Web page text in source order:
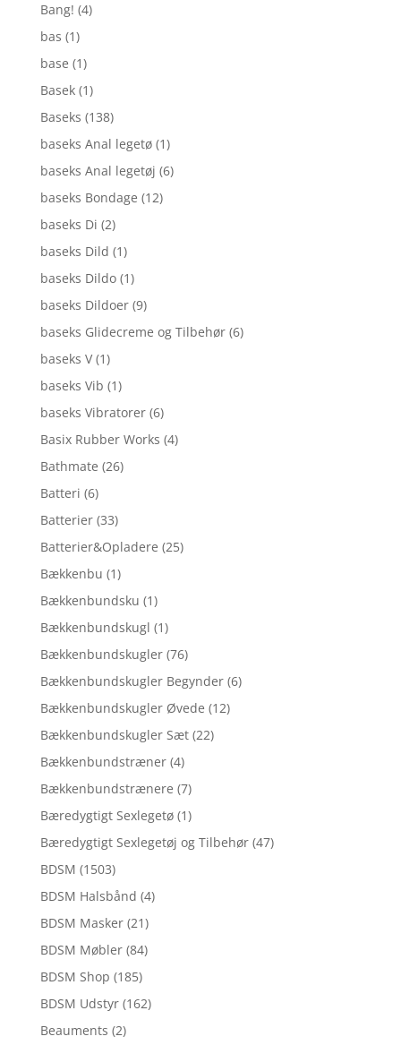
Bang! (4)
bas (1)
base (1)
Basek (1)
Baseks (138)
baseks Anal legetø (1)
baseks Anal legetøj (6)
baseks Bondage (12)
baseks Di (2)
baseks Dild (1)
baseks Dildo (1)
baseks Dildoer (9)
baseks Glidecreme og Tilbehør (6)
baseks V (1)
baseks Vib (1)
baseks Vibratorer (6)
Basix Rubber Works (4)
Bathmate (26)
Batteri (6)
Batterier (33)
Batterier&Opladere (25)
Bækkenbu (1)
Bækkenbundsku (1)
Bækkenbundskugl (1)
Bækkenbundskugler (76)
Bækkenbundskugler Begynder (6)
Bækkenbundskugler Øvede (12)
Bækkenbundskugler Sæt (22)
Bækkenbundstræner (4)
Bækkenbundstrænere (7)
Bæredygtigt Sexlegetø (1)
Bæredygtigt Sexlegetøj og Tilbehør (47)
BDSM (1503)
BDSM Halsbånd (4)
BDSM Masker (21)
BDSM Møbler (84)
BDSM Shop (185)
BDSM Udstyr (162)
Beauments (2)